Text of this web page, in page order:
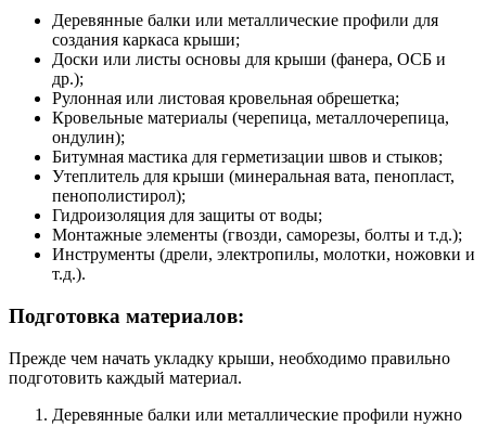
Деревянные балки или металлические профили для
создания каркаса крыши;
Доски или листы основы для крыши (фанера, ОСБ и
др.);
Рулонная или листовая кровельная обрешетка;
Кровельные материалы (черепица, металлочерепица,
ондулин);
Битумная мастика для герметизации швов и стыков;
Утеплитель для крыши (минеральная вата, пенопласт,
пенополистирол);
Гидроизоляция для защиты от воды;
Монтажные элементы (гвозди, саморезы, болты и т.д.);
Инструменты (дрели, электропилы, молотки, ножовки и
т.д.).
Подготовка материалов:
Прежде чем начать укладку крыши, необходимо правильно
подготовить каждый материал.
Деревянные балки или металлические профили нужно